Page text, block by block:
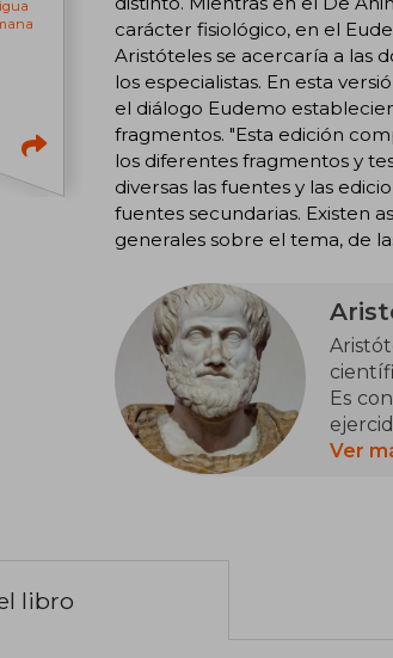
carácter fisiológico, en el
Aristóteles se acercaría a las
los especialistas. En esta
el diálogo Eudemo
fragmentos. "Esta edición
los diferentes fragmentos y
diversas las fuentes y las
fuentes secundarias. Existen
generales sobre el tema, de
Es
más
de su
Ver
libro